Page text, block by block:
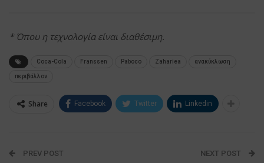
* Όπου η τεχνολογία είναι διαθέσιμη.
Coca-Cola Franssen Paboco Zahariea ανακύκλωση
περιβάλλον
Share Facebook Twitter Linkedin
PREV POST NEXT POST